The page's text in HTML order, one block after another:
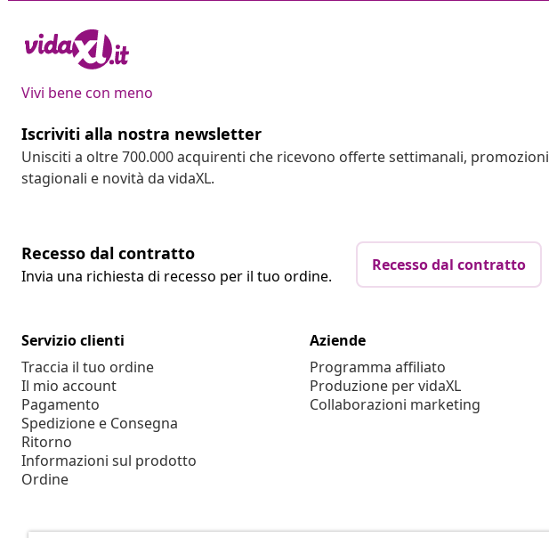
Vivi bene con meno
Iscriviti alla nostra newsletter
Unisciti a oltre 700.000 acquirenti che ricevono offerte settimanali, promozioni
stagionali e novità da vidaXL.
Recesso dal contratto
Invia una richiesta di recesso per il tuo ordine.
Recesso dal contratto
Servizio clienti
Traccia il tuo ordine
Il mio account
Pagamento
Spedizione e Consegna
Ritorno
Informazioni sul prodotto
Ordine
Aziende
Programma affiliato
Produzione per vidaXL
Collaborazioni marketing